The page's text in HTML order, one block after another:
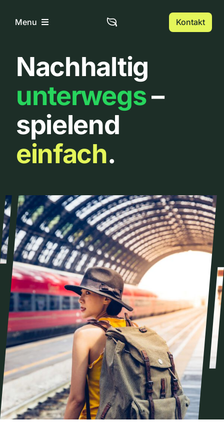
InhaltMenu
Home
Über uns
Urbanlist
Kontakt
Nachhaltig
unterwegs–
spielend
einfach.